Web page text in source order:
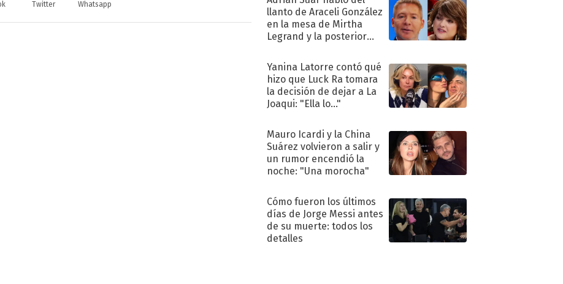
Twitter Whatsapp
llanto de Araceli González
en la mesa de Mirtha
Legrand y la posterior
Yanina Latorre contó qué
hizo que Luck Ra tomara
la decisión de dejar a La
Joaqui: "Ella lo..."
Mauro Icardi y la China
Suárez volvieron a salir y
un rumor encendió la
noche: "Una morocha"
Cómo fueron los últimos
días de Jorge Messi antes
de su muerte: todos los
detalles